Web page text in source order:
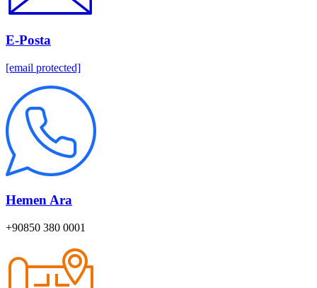
E-Posta
[email protected]
Hemen Ara
+90850 380 0001